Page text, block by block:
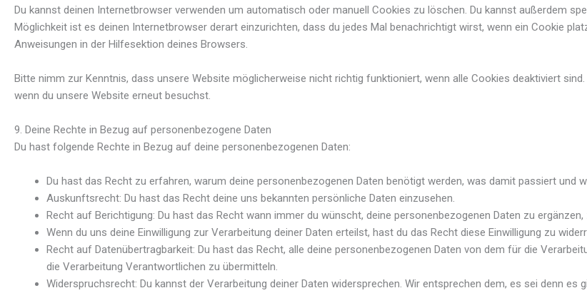
Du kannst deinen Internetbrowser verwenden um automatisch oder manuell Cookies zu löschen. Du kannst außerdem
Möglichkeit ist es deinen Internetbrowser derart einzurichten, dass du jedes Mal benachrichtigt wirst, wenn ein Cookie
Anweisungen in der Hilfesektion deines Browsers.
Bitte nimm zur Kenntnis, dass unsere Website möglicherweise nicht richtig funktioniert, wenn alle Cookies deaktiviert
wenn du unsere Website erneut besuchst.
9. Deine Rechte in Bezug auf personenbezogene Daten
Du hast folgende Rechte in Bezug auf deine personenbezogenen Daten:
Du hast das Recht zu erfahren, warum deine personenbezogenen Daten benötigt werden, was damit passiert und
Auskunftsrecht: Du hast das Recht deine uns bekannten persönliche Daten einzusehen.
Recht auf Berichtigung: Du hast das Recht wann immer du wünscht, deine personenbezogenen Daten zu
Wenn du uns deine Einwilligung zur Verarbeitung deiner Daten erteilst, hast du das Recht diese Einwilligung zu
Recht auf Datenübertragbarkeit: Du hast das Recht, alle deine personenbezogenen Daten von dem für die
die Verarbeitung Verantwortlichen zu übermitteln.
Widerspruchsrecht: Du kannst der Verarbeitung deiner Daten widersprechen. Wir entsprechen dem, es sei denn es